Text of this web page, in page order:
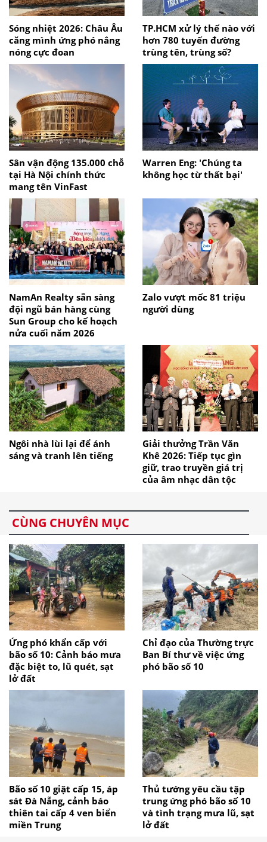
Sóng nhiệt 2026: Châu Âu
căng mình ứng phó nắng
nóng cực đoan
TP.HCM xử lý thế nào với
hơn 780 tuyến đường
trùng tên, trùng số?
Sân vận động 135.000 chỗ
tại Hà Nội chính thức
mang tên VinFast
Warren Eng: 'Chúng ta
không học từ thất bại'
NamAn Realty sẵn sàng
đội ngũ bán hàng cùng
Sun Group cho kế hoạch
nửa cuối năm 2026
Zalo vượt mốc 81 triệu
người dùng
Ngôi nhà lùi lại để ánh
sáng và tranh lên tiếng
Giải thưởng Trần Văn
Khê 2026: Tiếp tục gìn
giữ, trao truyền giá trị
của âm nhạc dân tộc
CÙNG CHUYÊN MỤC
Ứng phó khẩn cấp với
bão số 10: Cảnh báo mưa
đặc biệt to, lũ quét, sạt
lở đất
Chỉ đạo của Thường trực
Ban Bí thư về việc ứng
phó bão số 10
Bão số 10 giật cấp 15, áp
sát Đà Nẵng, cảnh báo
thiên tai cấp 4 ven biển
miền Trung
Thủ tướng yêu cầu tập
trung ứng phó bão số 10
và tình trạng mưa lũ, sạt
lở đất